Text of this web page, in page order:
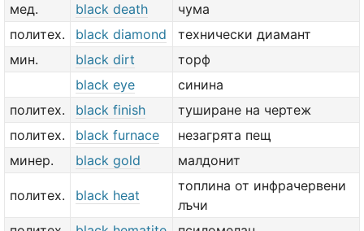
мед.
black death
чума
политех.
black diamond
технически диамант
мин.
black dirt
торф
black eye
синина
политех.
black finish
туширане на чертеж
политех.
black furnace
незагрята пещ
минер.
black gold малдонит
политех. black heat
топлина от инфрачервени
лъчи